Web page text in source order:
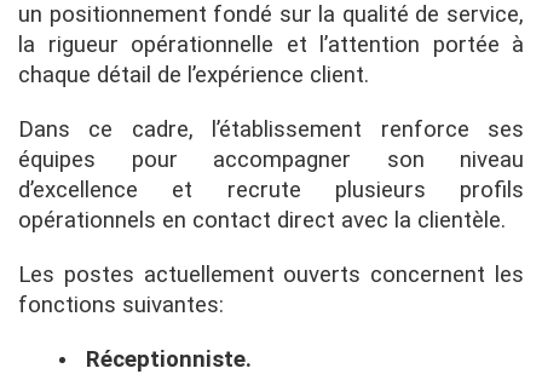
un positionnement fondé sur la qualité de service,
la rigueur opérationnelle et l’attention portée à
chaque détail de l’expérience client.
Dans ce cadre, l’établissement renforce ses
équipes pour accompagner son niveau
d’excellence et recrute plusieurs profils
opérationnels en contact direct avec la clientèle.
Les postes actuellement ouverts concernent les
fonctions suivantes:
Réceptionniste.